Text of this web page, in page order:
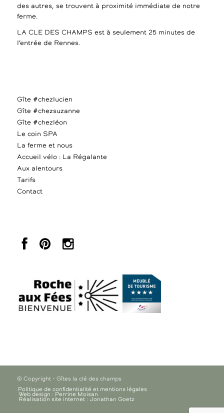
des autres, se trouvent à proximité immédiate de notre
ferme.
LA CLE DES CHAMPS est à seulement 25 minutes de
l’entrée de Rennes.
Gîte #chezlucien
Gîte #chezsuzanne
Gîte #chezléon
Le coin SPA
La ferme et nous
Accueil vélo : La Régalante
Aux alentours
Tarifs
Contact
© Copyright - Gîtes la clé des champs
Politique de confidentialité et mentions légales
Web design : Perrine Moisan
Réalisation site internet : Jonathan Goetz